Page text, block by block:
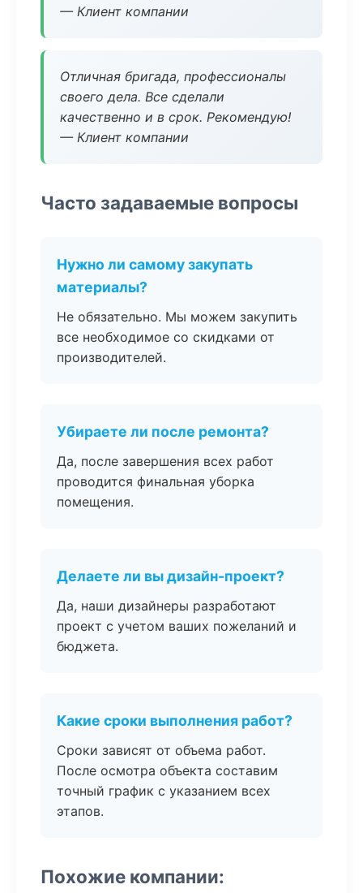
— Клиент компании
Отличная бригада, профессионалы
своего дела. Все сделали
качественно и в срок. Рекомендую!
— Клиент компании
Часто задаваемые вопросы
Нужно ли самому закупать
материалы?
Не обязательно. Мы можем закупить
все необходимое со скидками от
производителей.
Убираете ли после ремонта?
Да, после завершения всех работ
проводится финальная уборка
помещения.
Делаете ли вы дизайн-проект?
Да, наши дизайнеры разработают
проект с учетом ваших пожеланий и
бюджета.
Какие сроки выполнения работ?
Сроки зависят от объема работ.
После осмотра объекта составим
точный график с указанием всех
этапов.
Похожие компании: